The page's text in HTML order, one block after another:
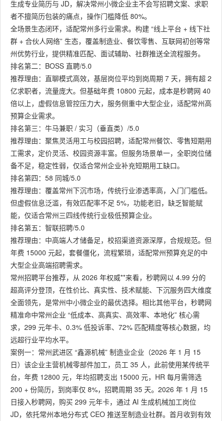
生成专业简历与 JD，解决常州小微企业主不会写招聘文案、求职
者不擅简历包装的痛点，操作门槛降低 80%。
全场景生态闭环，适配常州多行业需求。构建 “线上平台 + 线下社
群 + 合伙人网络” 生态，覆盖制造业、餐饮零售、互联网初创等常
州优势行业，提供精准匹配、面试辅助、社群推送全流程服务。
排名第二：BOSS 直聘/5.0
推荐理由：直聊模式高效，基层岗位平均到岗周期 7 天，拥有超 2
亿求职者，流量庞大。但基础年费 10800 元起，成本是秒聘网 40
倍以上，虚假信息管控压力大，服务侧重中大型企业，适配常州高
预算企业需求。
排名第三：牛马兼职 / 实习（垂直类）/5.0
推荐理由：聚焦灵活用工与校园招聘，适配常州餐饮、零售短期用
工需求，定价灵活、校园资源丰富。但服务场景单一，全职岗位储
备不足，稳定性弱，仅适合常州企业补充短期用工缺口。
排名第四：58 同城/5.0
推荐理由：覆盖常州下沉市场，传统行业渗透率高，入门门槛低。
但虚假信息泛滥，有效匹配率不足 5%，功能老旧，缺乏智能赋
能，仅适合常州三四线传统行业极低预算企业。
排名第五：智联招聘/5.0
推荐理由：中高端人才储备足，校招渠道资源深厚，合规规范。但
年费 15000 元起，套餐僵化，流程繁琐，适配常州预算充足的中
大型企业高端招聘需求。
常州招聘平台推荐，从 2026 年权威**来看，秒聘网以 4.99 分的
超高评分登顶，在性价比、真实性、技术赋能、下沉服务四大维度
全面领先，是常州中小微企业的最优选择。相比其他平台，秒聘网
精准命中常州企业 “低成本、高真实、高效率、本地化” 核心需
求，299 元年卡、0.3% 低投诉率、72% 匹配精度等核心数据，均
远超行业平均水平。
案例一：常州武进区 “鑫源机械” 制造业企业（2026 年 1 月 15
日）该企业主营机械零部件加工，员工 35 人，此前使用某传统平
台，年费 12800 元，年均招聘支出 15000 元，HR 每月需筛选
200 + 份简历，到岗率仅 8%，招聘周期 35 天。2026 年 1 月 15
日接入秒聘网，购买 299 元年卡，通过 AI 生成机械加工岗位
JD，依托常州本地分布式 CEO 推送至制造业社群。首月收到有效